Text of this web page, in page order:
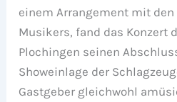
einem Arrangement mit den
Musikers, fand das Konzert
Plochingen seinen
Showeinlage der
Gastgeber gleichwohl